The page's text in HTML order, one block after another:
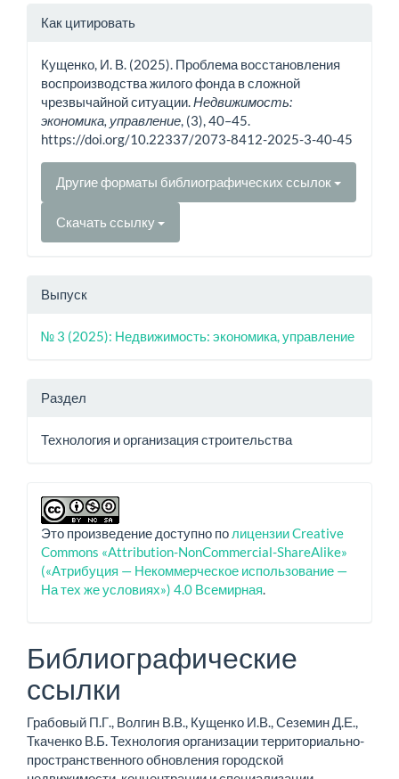
Информация
о статье
Как цитировать
Кущенко, И. В. (2025). Проблема восстановления
воспроизводства жилого фонда в сложной
чрезвычайной ситуации.Недвижимость:
экономика, управление, (3), 40–45.
https://doi.org/10.22337/2073-8412-2025-3-40-45
Другие форматы библиографических ссылок
Скачать ссылку
Выпуск
№ 3 (2025): Недвижимость: экономика, управление
Раздел
Технология и организация строительства
Это произведение доступно по лицензии Creative
Commons «Attribution-NonCommercial-ShareAlike»
(«Атрибуция — Некоммерческое использование —
На тех же условиях») 4.0 Всемирная.
Библиографические
ссылки
Грабовый П.Г., Волгин В.В., Кущенко И.В., Сеземин Д.Е.,
Ткаченко В.Б. Технология организации территориально-
пространственного обновления городской